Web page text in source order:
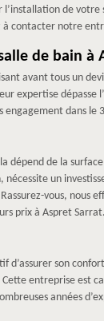
de
à contacter notre
de bain à
avant tous un
expertise
dans
de la
un
vous, nous
prix à Aspret Sarrat.
son
entreprise est
années